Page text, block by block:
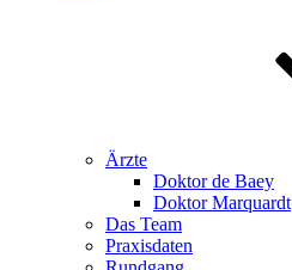
Ärzte
Doktor de Baey
Doktor Marquardt
Das Team
Praxisdaten